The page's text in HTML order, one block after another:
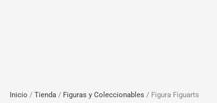
Inicio / Tienda / Figuras y Coleccionables / Figura Figuarts